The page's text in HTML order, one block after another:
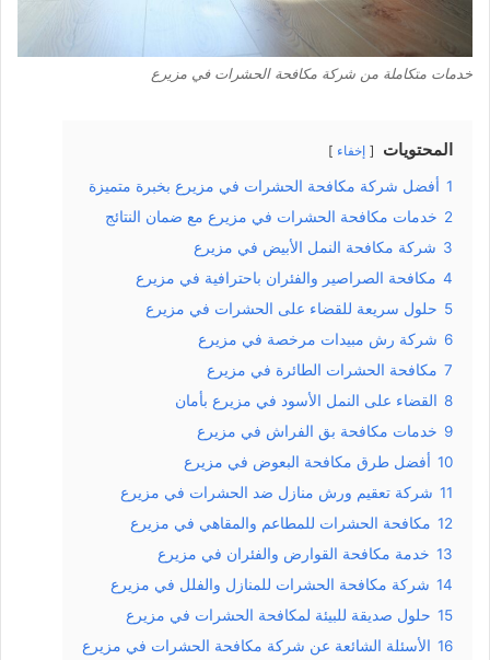
خدمات متكاملة من شركة مكافحة الحشرات في مزيرع
المحتويات إخفاء
1 أفضل شركة مكافحة الحشرات في مزيرع بخبرة متميزة
2 خدمات مكافحة الحشرات في مزيرع مع ضمان النتائج
3 شركة مكافحة النمل الأبيض في مزيرع
4 مكافحة الصراصير والفئران باحترافية في مزيرع
5 حلول سريعة للقضاء على الحشرات في مزيرع
6 شركة رش مبيدات مرخصة في مزيرع
7 مكافحة الحشرات الطائرة في مزيرع
8 القضاء على النمل الأسود في مزيرع بأمان
9 خدمات مكافحة بق الفراش في مزيرع
10 أفضل طرق مكافحة البعوض في مزيرع
11 شركة تعقيم ورش منازل ضد الحشرات في مزيرع
12 مكافحة الحشرات للمطاعم والمقاهي في مزيرع
13 خدمة مكافحة القوارض والفئران في مزيرع
14 شركة مكافحة الحشرات للمنازل والفلل في مزيرع
15 حلول صديقة للبيئة لمكافحة الحشرات في مزيرع
16 الأسئلة الشائعة عن شركة مكافحة الحشرات في مزيرع